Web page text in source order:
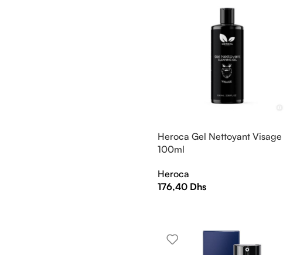
Heroca Gel Nettoyant Visage
100ml
Heroca
176,40 Dhs